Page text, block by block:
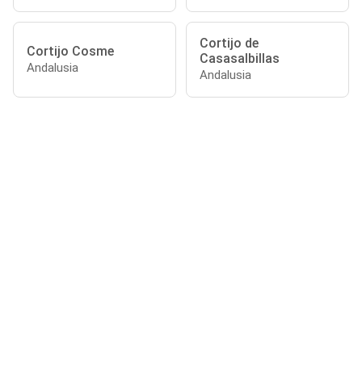
Cortijo Cosme
Andalusia
Cortijo de
Casasalbillas
Andalusia